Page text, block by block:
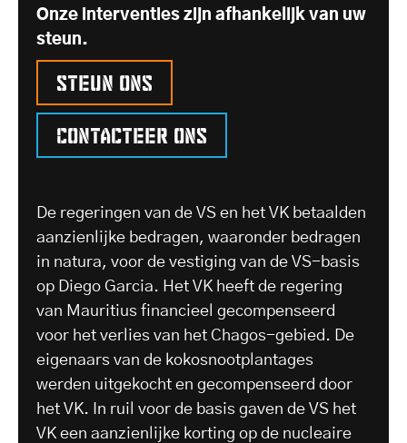
Onze interventies zijn afhankelijk van uw
steun.
Steun ons
Contacteer ons
De regeringen van de VS en het VK betaalden
aanzienlijke bedragen, waaronder bedragen
in natura, voor de vestiging van de VS-basis
op Diego Garcia. Het VK heeft de regering
van Mauritius financieel gecompenseerd
voor het verlies van het Chagos-gebied. De
eigenaars van de kokosnootplantages
werden uitgekocht en gecompenseerd door
het VK. In ruil voor de basis gaven de VS het
VK een aanzienlijke korting op de nucleaire